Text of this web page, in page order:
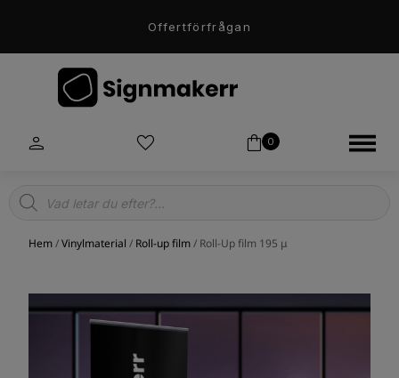
Offertförfrågan
0
Products
search
Hem/Vinylmaterial / Roll-up film/ Roll-Up film 195 μ